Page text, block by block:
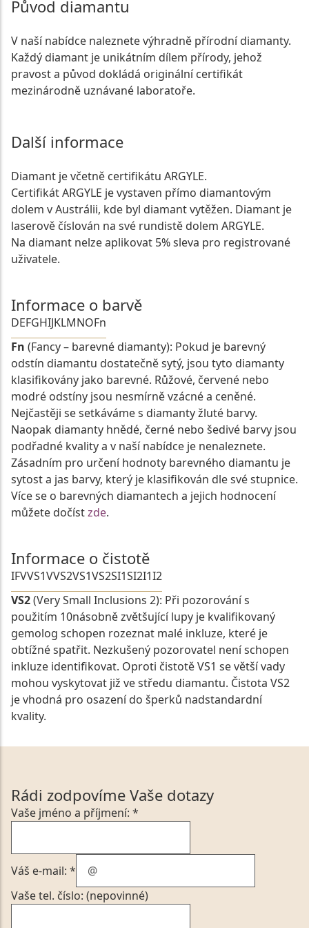
Původ diamantu
V naší nabídce naleznete výhradně přírodní diamanty.
Každý diamant je unikátním dílem přírody, jehož
pravost a původ dokládá originální certifikát
mezinárodně uznávané laboratoře.
Další informace
Diamant je včetně certifikátu ARGYLE.
Certifikát ARGYLE je vystaven přímo diamantovým
dolem v Austrálii, kde byl diamant vytěžen. Diamant je
laserově číslován na své rundistě dolem ARGYLE.
Na diamant nelze aplikovat 5% sleva pro registrované
uživatele.
Informace o barvě
DEFGHIJKLMNOFn
Fn (Fancy – barevné diamanty): Pokud je barevný
odstín diamantu dostatečně sytý, jsou tyto diamanty
klasifikovány jako barevné. Růžové, červené nebo
modré odstíny jsou nesmírně vzácné a ceněné.
Nejčastěji se setkáváme s diamanty žluté barvy.
Naopak diamanty hnědé, černé nebo šedivé barvy jsou
podřadné kvality a v naší nabídce je nenaleznete.
Zásadním pro určení hodnoty barevného diamantu je
sytost a jas barvy, který je klasifikován dle své stupnice.
Více se o barevných diamantech a jejich hodnocení
můžete dočístzde.
Informace o čistotě
IFVVS1VVS2VS1VS2SI1SI2I1I2
VS2(Very Small Inclusions 2): Při pozorování s
použitím 10násobně zvětšující lupy je kvalifikovaný
gemolog schopen rozeznat malé inkluze, které je
obtížné spatřit. Nezkušený pozorovatel není schopen
inkluze identifikovat. Oproti čistotě VS1 se větší vady
mohou vyskytovat již ve středu diamantu. Čistota VS2
je vhodná pro osazení do šperků nadstandardní
kvality.
Rádi zodpovíme Vaše dotazy
Vaše jméno a příjmení: *
Váš e-mail: *
Vaše tel. číslo: (nepovinné)